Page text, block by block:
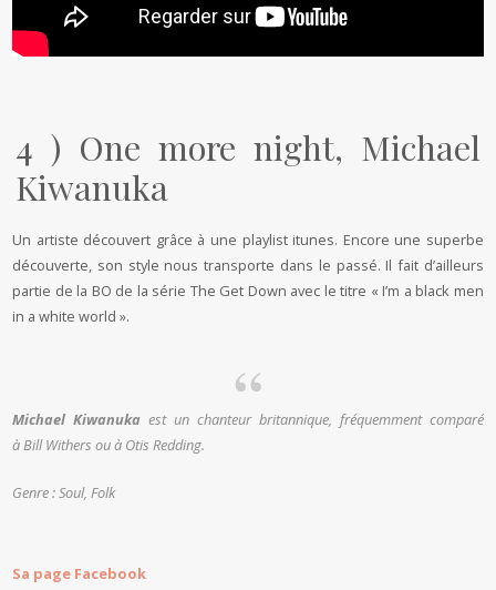
4 ) One more night, Michael
Kiwanuka
Un artiste découvert grâce à une playlist itunes. Encore une superbe
découverte, son style nous transporte dans le passé. Il fait d’ailleurs
partie de la BO de la série The Get Down avec le titre « I’m a black men
in a white world ».
Michael Kiwanuka est un chanteur britannique, fréquemment comparé
à Bill Withers ou à Otis Redding.
Genre : Soul, Folk
Sa page Facebook